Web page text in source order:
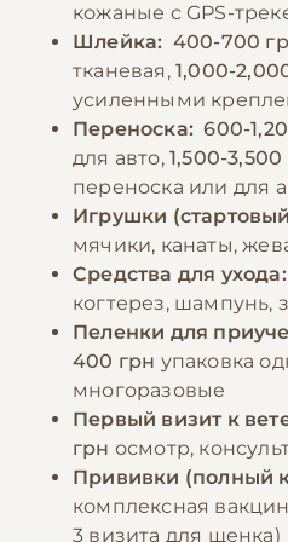
По промокоду E-PET
кожаные с GPS-
Шлейка: 400-700
тканевая, 1,000-
усиленными
Переноска: 600-
для авто, 1,500-3,500
переноска или для
Игрушки
мячики, канаты,
Средства для ухода:
когтерез, шампунь,
Пеленки для
400 грн упаковка
многоразовые
Первый визит к
грн осмотр,
Прививки (полный
комплексная
3 визита для щенка)